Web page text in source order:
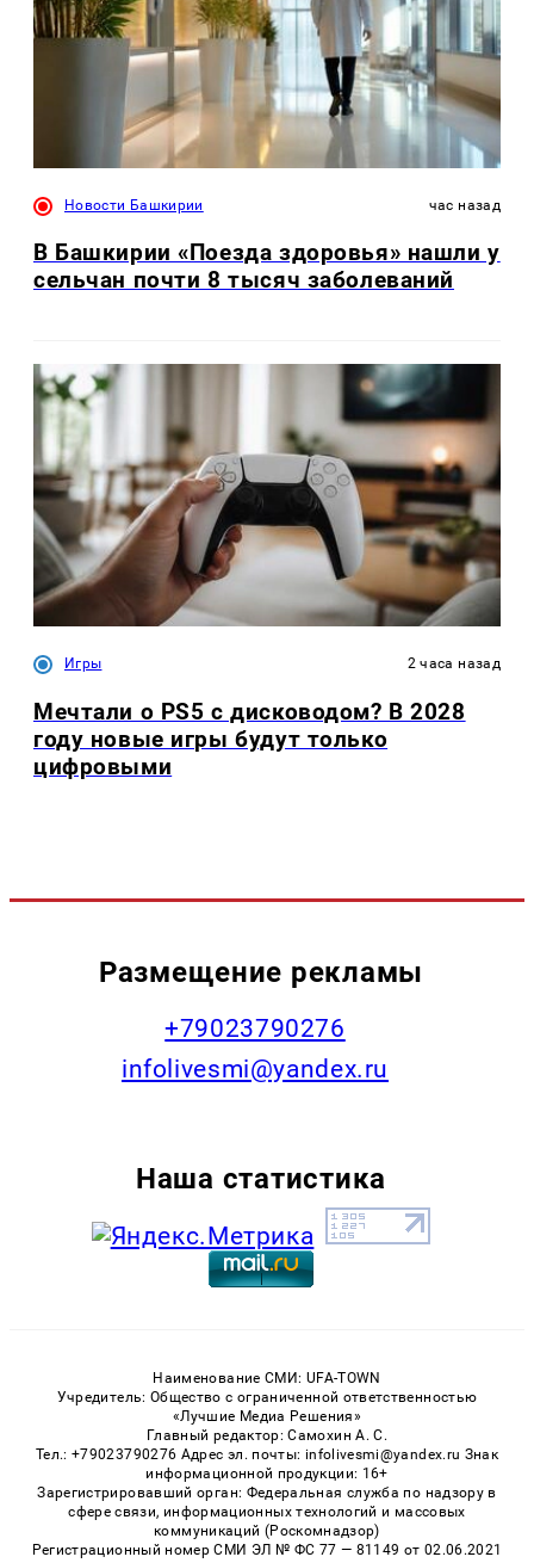
Новости Башкирии час назад
В Башкирии «Поезда здоровья» нашли у
сельчан почти 8 тысяч заболеваний
Игры 2 часа назад
Мечтали о PS5 с дисководом? В 2028
году новые игры будут только
цифровыми
Размещение рекламы
+79023790276
infolivesmi@yandex.ru
Наша статистика
Наименование СМИ: UFA-TOWN
Учредитель: Общество с ограниченной ответственностью
«Лучшие Медиа Решения»
Главный редактор: Самохин А. С.
Тел.: +79023790276 Адрес эл. почты: infolivesmi@yandex.ru Знак
информационной продукции: 16+
Зарегистрировавший орган: Федеральная служба по надзору в
сфере связи, информационных технологий и массовых
коммуникаций (Роскомнадзор)
Регистрационный номер СМИ ЭЛ № ФС 77 — 81149 от 02.06.2021